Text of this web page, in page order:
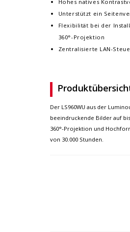
Hohes natives
Unterstützt ein
Flexibilität bei der
360°-Projektion
Zentralisierte LAN-
Der LS960WU aus der
beeindruckende Bilder auf
360°-Projektion und
von 30.000 Stunden.